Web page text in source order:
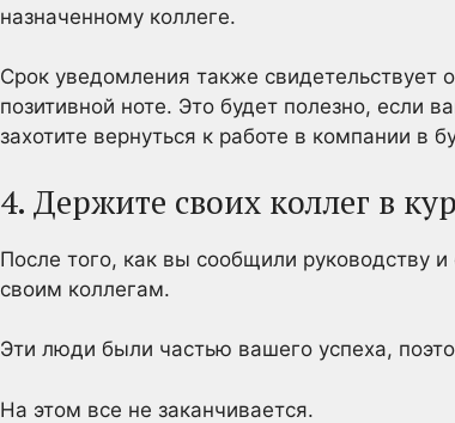
назначенному коллеге.
Срок уведомления также свидетельствует
позитивной ноте. Это будет полезно, если
захотите вернуться к работе в компании в
4. Держите своих коллег в
После того, как вы сообщили руководству
своим коллегам.
Эти люди были частью вашего успеха,
На этом все не заканчивается.